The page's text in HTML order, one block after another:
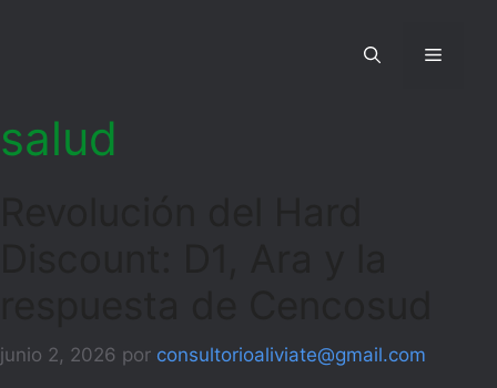
Menú
salud
junio 2, 2026 por consultorioaliviate@gmail.com